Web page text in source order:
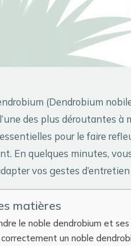
(Dendrobium
des plus déroutantes
pour le faire
En quelques minutes,
vos gestes
matières
le noble dendrobium et
un noble